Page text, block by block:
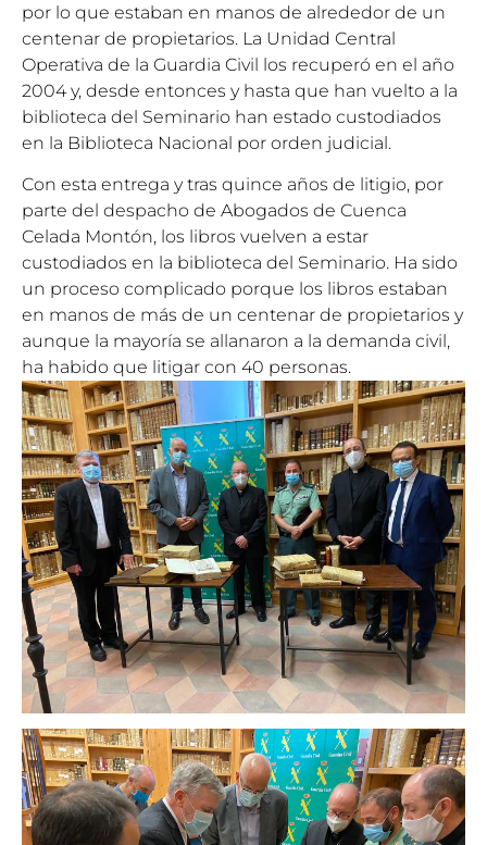
por lo que estaban en manos de alrededor de un
centenar de propietarios. La Unidad Central
Operativa de la Guardia Civil los recuperó en el año
2004 y, desde entonces y hasta que han vuelto a la
biblioteca del Seminario han estado custodiados
en la Biblioteca Nacional por orden judicial.
Con esta entrega y tras quince años de litigio, por
parte del despacho de Abogados de Cuenca
Celada Montón, los libros vuelven a estar
custodiados en la biblioteca del Seminario. Ha sido
un proceso complicado porque los libros estaban
en manos de más de un centenar de propietarios y
aunque la mayoría se allanaron a la demanda civil,
ha habido que litigar con 40 personas.